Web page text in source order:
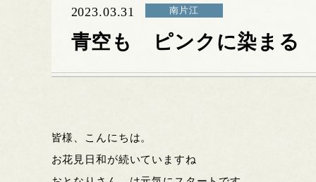
2023.03.31 南片江
青空も ピンクに染まる
皆様、こんにちは。
お花見日和が続いていますね